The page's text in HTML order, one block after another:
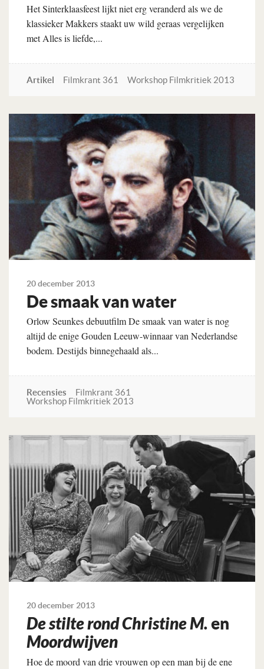
Het Sinterklaasfeest lijkt niet erg veranderd als we de
klassieker Makkers staakt uw wild geraas vergelijken
met Alles is liefde,...
Artikel Filmkrant 361 Workshop Filmkritiek 2013
Lees verder
20 december 2013
De smaak van water
Orlow Seunkes debuutfilm De smaak van water is nog
altijd de enige Gouden Leeuw-winnaar van Nederlandse
bodem. Destijds binnegehaald als...
Recensies
Filmkrant 361
Workshop Filmkritiek 2013
Lees verder
20 december 2013
De stilte rond Christine M.en
Moordwijven
Hoe de moord van drie vrouwen op een man bij de ene